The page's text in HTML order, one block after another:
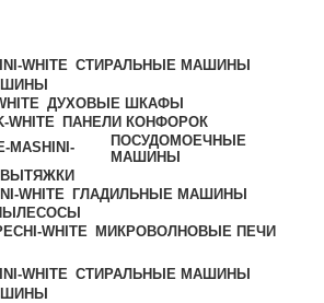
СТИРАЛЬНЫЕ МАШИНЫ
ДУХОВЫЕ ШКАФЫ
ПАНЕЛИ КОНФОРОК
ПОСУДОМОЕЧНЫЕ
МАШИНЫ
ВЫТЯЖКИ
ГЛАДИЛЬНЫЕ МАШИНЫ
МИКРОВОЛНОВЫЕ ПЕЧИ
СТИРАЛЬНЫЕ МАШИНЫ